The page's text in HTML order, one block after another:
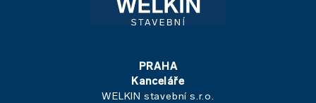
PRAHA
Kanceláře
WELKIN stavební s.r.o.